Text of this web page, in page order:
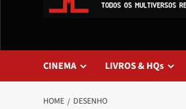
CINEMA LIVROS & HQs
HOME DESENHO